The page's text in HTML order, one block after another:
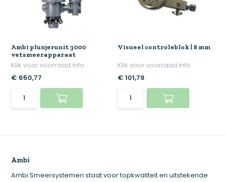
Ambi plunjerunit 3000
vetsmeerapparaat
Klik voor voorraad info
€ 650,77
Visueel controleblok | 8 mm
Klik voor voorraad info
€ 101,79
Ambi
Ambi Smeersystemen staat voor topkwaliteit en uitstekende